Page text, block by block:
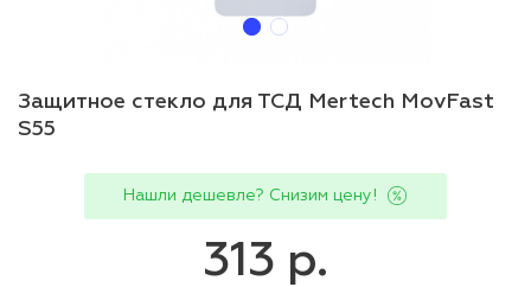
Защитное стекло для ТСД Mertech MovFast
S55
Нашли дешевле? Снизим цену!
313 р.